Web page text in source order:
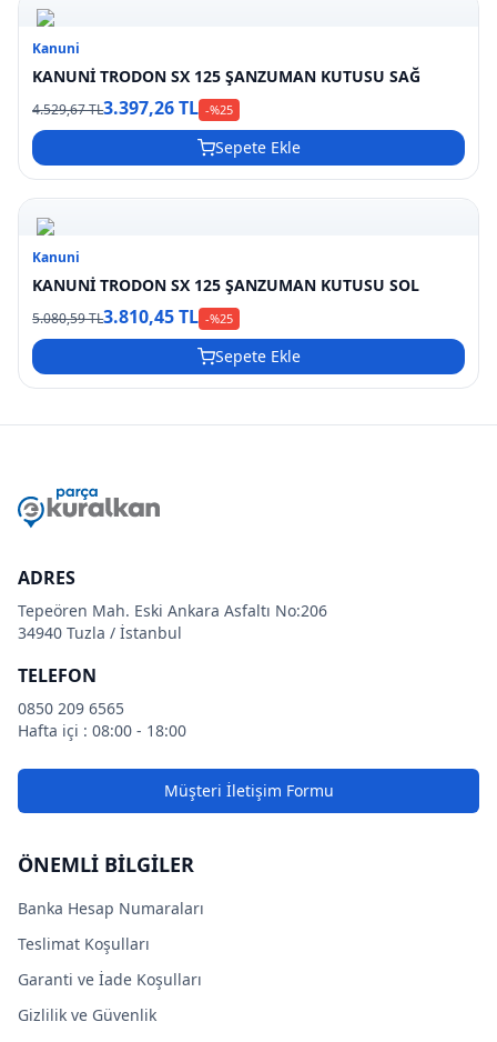
Kanuni
KANUNİ TRODON SX 125 ŞANZUMAN KUTUSU SAĞ
4.529,67 TL3.397,26 TL -%25
Sepete Ekle
Kanuni
KANUNİ TRODON SX 125 ŞANZUMAN KUTUSU SOL
5.080,59 TL3.810,45 TL -%25
Sepete Ekle
ADRES
Tepeören Mah. Eski Ankara Asfaltı No:206
34940 Tuzla / İstanbul
TELEFON
0850 209 6565
Hafta içi : 08:00 - 18:00
Müşteri İletişim Formu
ÖNEMLİ BİLGİLER
Banka Hesap Numaraları
Teslimat Koşulları
Garanti ve İade Koşulları
Gizlilik ve Güvenlik